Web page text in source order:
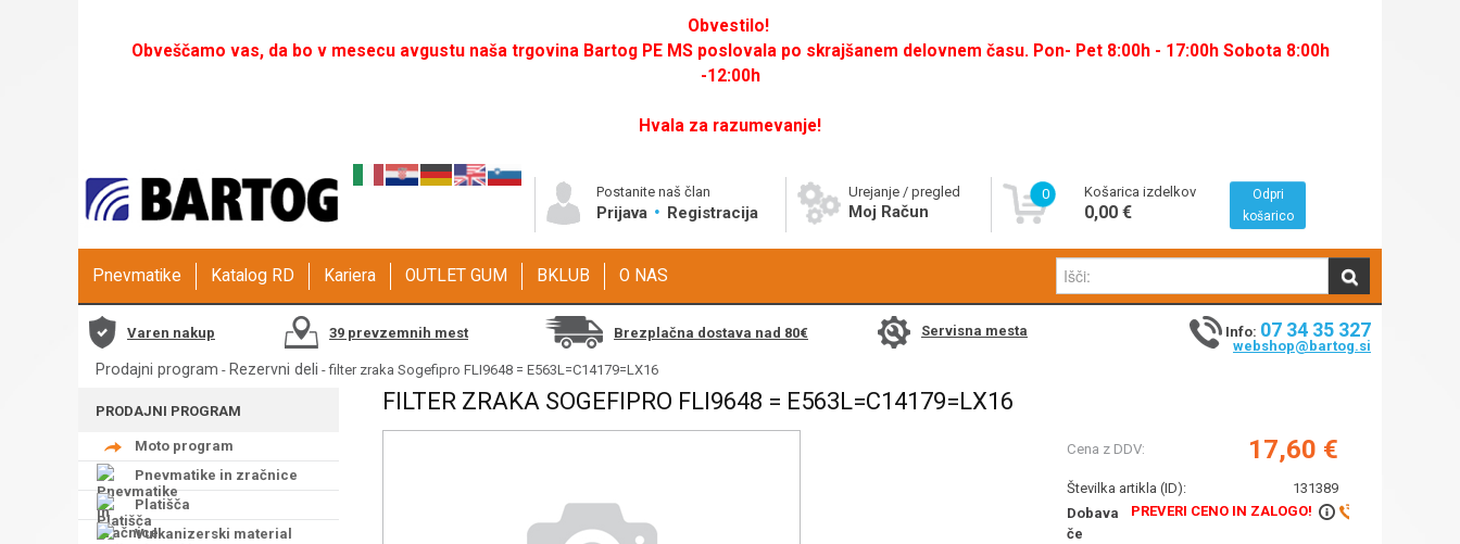
Obvestilo!
Obveščamo vas, da bo v mesecu avgustu naša trgovina Bartog PE MS poslovala po skrajšanem delovnem času. Pon- Pet 8:00h - 17:00h Sobota 8:00h
-12:00h
Hvala za razumevanje!
Postanite naš član
Prijava Registracija
Urejanje / pregled
Moj Račun
0 Košarica izdelkov
0,00 €
Odpri
košarico
Pnevmatike Katalog RD Kariera OUTLET GUM BKLUB O NAS
Varen nakup 39 prevzemnih mest Brezplačna dostava nad 80€ Servisna mesta Info: 07 34 35 327
webshop@bartog.si
Prodajni program - Rezervni deli - filter zraka Sogefipro FLI9648 = E563L=C14179=LX16
PRODAJNI PROGRAM
Moto program
Pnevmatike in zračnice
Platišča
Vulkanizerski material
FILTER ZRAKA SOGEFIPRO FLI9648 = E563L=C14179=LX16
Cena z DDV: 17,60 €
Številka artikla (ID):
131389
Dobava
če
PREVERI CENO IN ZALOGO!